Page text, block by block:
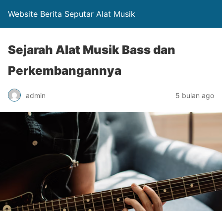
Website Berita Seputar Alat Musik
Sejarah Alat Musik Bass dan
Perkembangannya
admin 5 bulan ago